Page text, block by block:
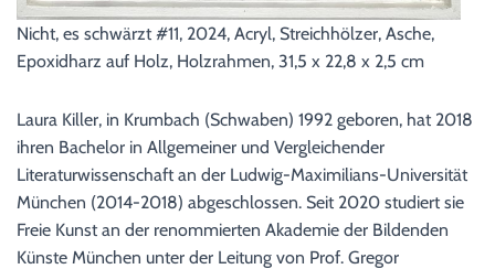
Nicht, es schwärzt #11, 2024, Acryl, Streichhölzer, Asche,
Epoxidharz auf Holz, Holzrahmen, 31,5 x 22,8 x 2,5 cm
Laura Killer, in Krumbach (Schwaben) 1992 geboren, hat 2018
ihren Bachelor in Allgemeiner und Vergleichender
Literaturwissenschaft an der Ludwig-Maximilians-Universität
München (2014-2018) abgeschlossen. Seit 2020 studiert sie
Freie Kunst an der renommierten Akademie der Bildenden
Künste München unter der Leitung von Prof. Gregor